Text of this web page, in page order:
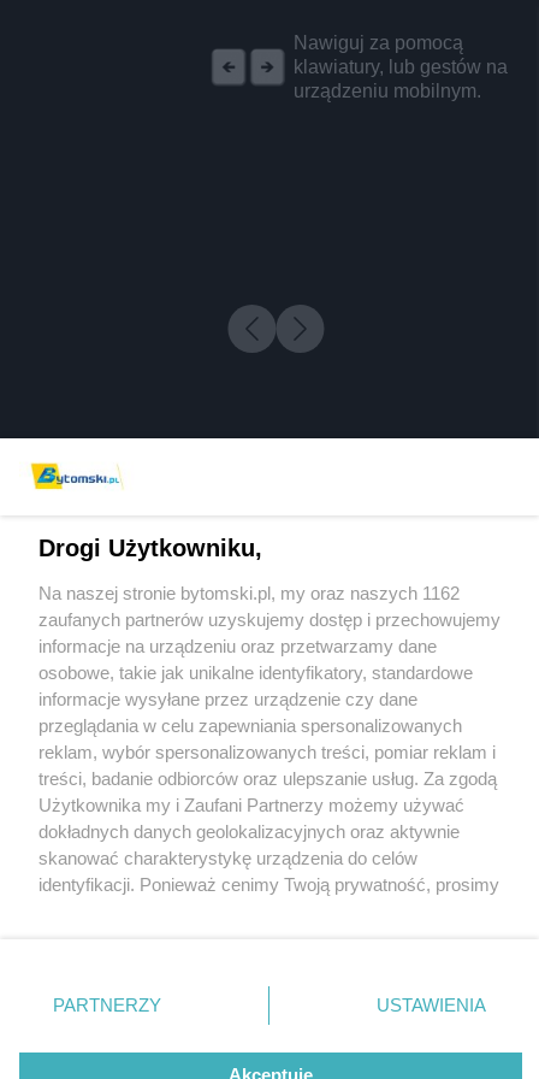
Nawiguj za pomocą
klawiatury, lub gestów na
urządzeniu mobilnym.
2 / 0
Wydawca mediów lokalnych
Nie zapomnij
zapoznać się z:
polityką prywatności regulamin korzystania z portali
Twojemiasto
Piekary Śląskie
Chorzów
Tarnowskie Góry
Gliwice
Skontakuj sięz nami
Kontakt
Wydawca
Pogoda
Drogi Użytkowniku,
Na naszej stronie bytomski.pl, my oraz naszych 1162
zaufanych partnerów uzyskujemy dostęp i przechowujemy
informacje na urządzeniu oraz przetwarzamy dane
osobowe, takie jak unikalne identyfikatory, standardowe
informacje wysyłane przez urządzenie czy dane
przeglądania w celu zapewniania spersonalizowanych
reklam, wybór spersonalizowanych treści, pomiar reklam i
treści, badanie odbiorców oraz ulepszanie usług. Za zgodą
Użytkownika my i Zaufani Partnerzy możemy używać
dokładnych danych geolokalizacyjnych oraz aktywnie
skanować charakterystykę urządzenia do celów
identyfikacji. Ponieważ cenimy Twoją prywatność, prosimy
prywatności znajdujący się w lewym dolnym rogu strony
. Niektóre rodzaje przetwarzania danych nie wymagają
zgody użytkownika, ale masz prawo sprzeciwić się
takiemu przetwarzaniu. Preferencje będą miały
PARTNERZY USTAWIENIA
Akceptuję